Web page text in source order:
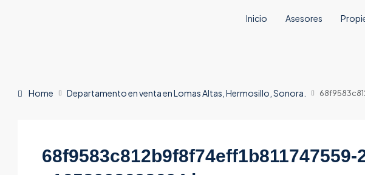
Inicio Asesores
Home Departamento en venta en Lomas Altas, Hermosillo, Sonora.
68f9583c812b9f8f74eff1b811747559-